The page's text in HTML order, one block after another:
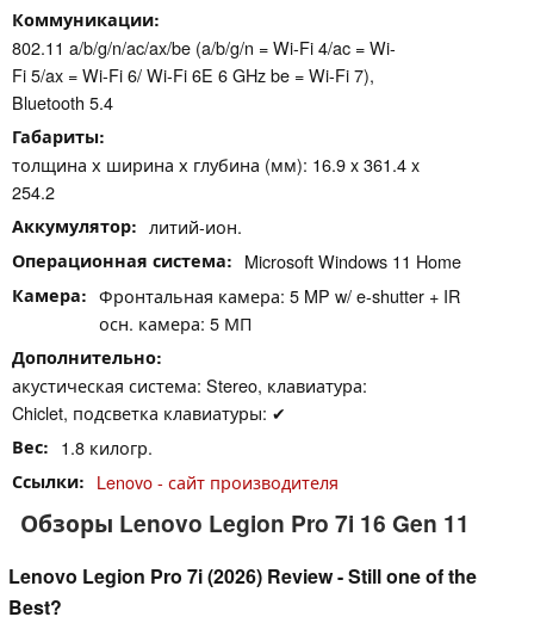
Коммуникации
802.11 a/​b/​g/​n/​ac/​ax/​be (a/b/g/n = Wi-Fi 4/ac = Wi-
Fi 5/ax = Wi-Fi 6/ Wi-Fi 6E 6 GHz be = Wi-Fi 7),
Bluetooth 5.4
Габариты
толщина х ширина х глубина (мм): 16.9 x 361.4 x
254.2
Аккумулятор литий-ион.
Операционная система Microsoft Windows 11 Home
Камера
Фронтальная камера: 5 MP w/ e-shutter + IR
осн. камера: 5 МП
Дополнительно
акустическая система: Stereo, клавиатура:
Chiclet, подсветка клавиатуры: ✔
Вес 1.8 килогр.
Ссылки Lenovo - сайт производителя
Обзоры Lenovo Legion Pro 7i 16 Gen 11
Lenovo Legion Pro 7i (2026) Review - Still one of the
Best?